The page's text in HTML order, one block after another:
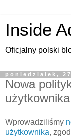
Inside
Oficjalny polski
poniedziałek,
Nowa
użytkownika
Wprowadziliśmy
użytkownika,